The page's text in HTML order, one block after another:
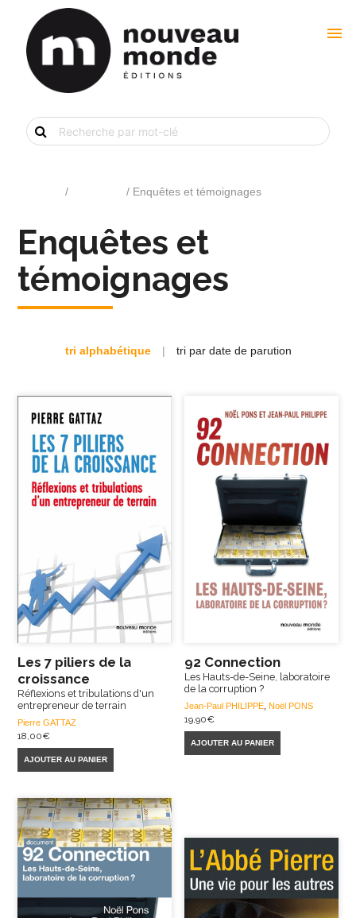
menu
Recherche
de
livre
/ / Enquêtes et témoignages
Enquêtes et
témoignages
tri alphabétique | tri par date de parution
Les 7 piliers de la
croissance
Réflexions et tribulations d'un
entrepreneur de terrain
Pierre GATTAZ
18,00€
AJOUTER AU PANIER
92 Connection
Les Hauts-de-Seine, laboratoire
de la corruption ?
Jean-Paul PHILIPPE ,Noël PONS
19,90€
AJOUTER AU PANIER